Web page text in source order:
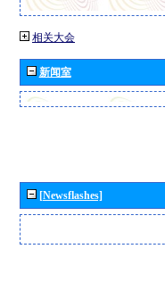
相关大会
新闻室
[Newsflashes]